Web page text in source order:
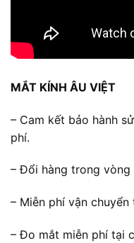
MẮT KÍNH ÂU VIỆT
– Cam kết bảo hành
phí.
– Đổi hàng trong vòng
– Miễn phí vận chuyển
– Đo mắt miễn phí tại